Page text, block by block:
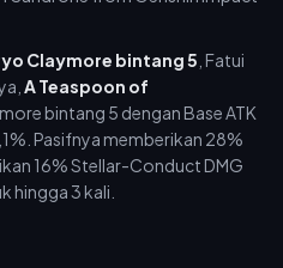
Claymore bintang 5 , Fatui
A Teaspoon of
bintang 5 dengan Base ATK
Pasifnya memberikan 28%
16% Stellar-Conduct DMG
hingga 3 kali.